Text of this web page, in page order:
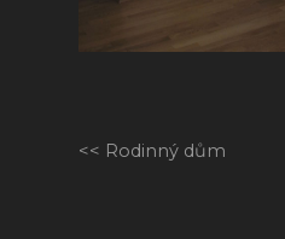
Rodinný dům